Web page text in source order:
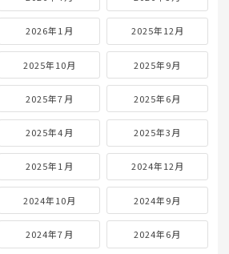
2026年1月 2025年12月
2025年10月 2025年9月
2025年7月 2025年6月
2025年4月 2025年3月
2025年1月 2024年12月
2024年10月 2024年9月
2024年7月 2024年6月